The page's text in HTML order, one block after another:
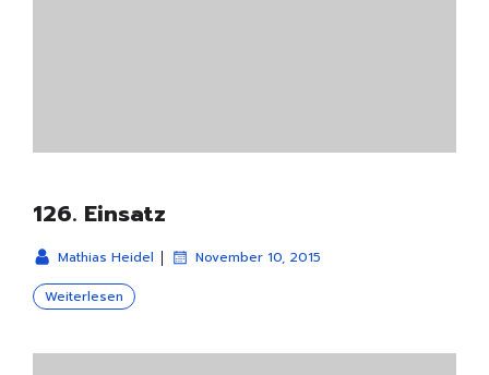
126. Einsatz
Mathias Heidel | November 10, 2015
Weiterlesen